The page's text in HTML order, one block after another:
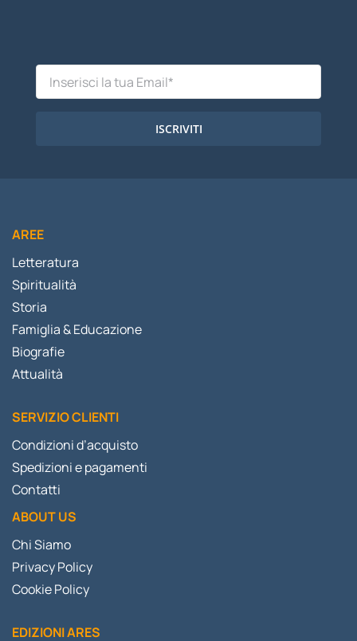
ISCRIVITI
AREE
Letteratura
Spiritualità
Storia
Famiglia & Educazione
Biografie
Attualità
SERVIZIO CLIENTI
Condizioni d’acquisto
Spedizioni e pagamenti
Contatti
ABOUT US
Chi Siamo
Privacy Policy
Cookie Policy
EDIZIONI ARES